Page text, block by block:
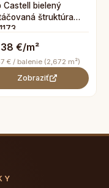
Castell bielený
štruktúra
€/m²
€ / balenie (2,672 m²)
Zobraziť